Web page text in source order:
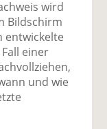
wird
Bildschirm
entwickelte
einer
und wie